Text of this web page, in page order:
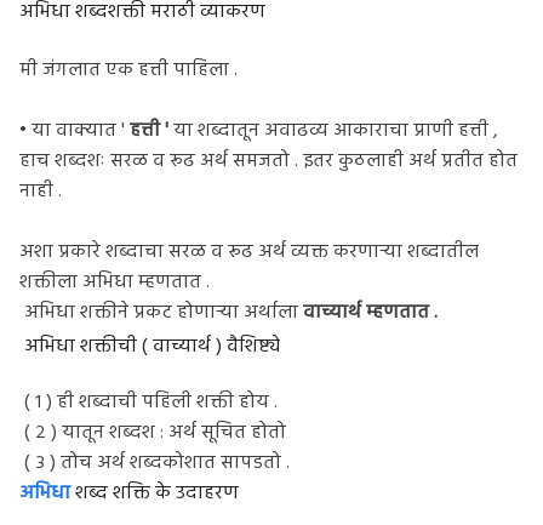
अभिधा शब्दशक्ती मराठी व्याकरण
मी जंगलात एक हत्ती पाहिला .
• या वाक्यात 'हत्ती 'या शब्दातून अवाढव्य आकाराचा प्राणी हत्ती ,
हाच शब्दशः सरळ व रूढ अर्थ समजतो . इतर कुठलाही अर्थ प्रतीत होत
नाही .
अशा प्रकारे शब्दाचा सरळ व रूढ अर्थ व्यक्त करणाऱ्या शब्दातील
शक्तीला अभिधा म्हणतात .
अभिधा शक्तीने प्रकट होणाऱ्या अर्थालावाच्यार्थ म्हणतात .
अभिधा शक्तीची ( वाच्यार्थ ) वैशिष्ट्ये
( १ ) ही शब्दाची पहिली शक्ती होय .
( २ ) यातून शब्दश : अर्थ सूचित होतो
( ३ ) तोच अर्थ शब्दकोशात सापडतो .
अभिधाशब्द शक्ति के उदाहरण